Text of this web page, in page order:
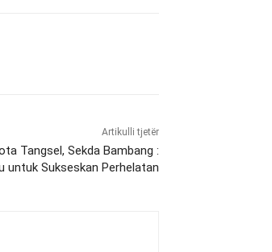
Artikulli tjetër
Tangsel, Sekda Bambang :
untuk Sukseskan Perhelatan